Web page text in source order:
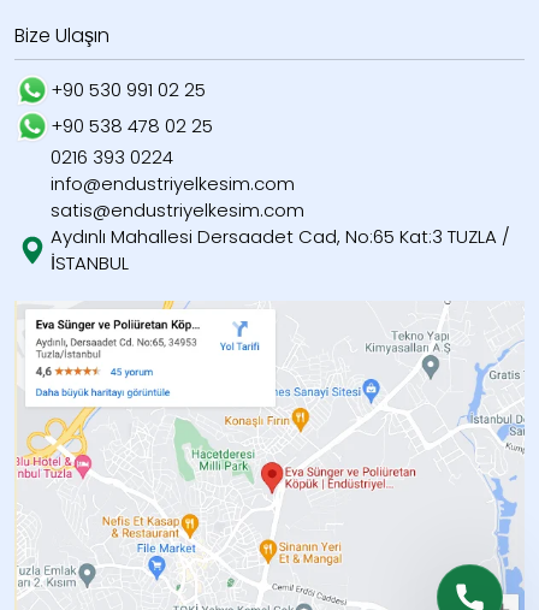
Bize Ulaşın
+90 530 991 02 25
+90 538 478 02 25
0216 393 0224
info@endustriyelkesim.com
satis@endustriyelkesim.com
Aydınlı Mahallesi Dersaadet Cad, No:65 Kat:3 TUZLA /
İSTANBUL